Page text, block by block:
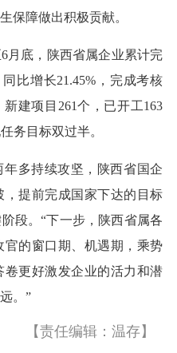
保障做出积极贡献。
月底，陕西省属企业累计完
比增长21.45%，完成考核
新建项目261个，已开工163
务目标双过半。
多持续攻坚，陕西省国企
提前完成国家下达的目标
段。“下一步，陕西省属各
的窗口期、机遇期，乘势
更好激发企业的活力和潜
。”
【责任编辑：温存】